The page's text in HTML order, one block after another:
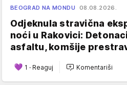
BEOGRAD NA MONDU 08.08.2026.
Odjeknula stravična
noći u Rakovici:
asfaltu, komšije
1 · Reaguj Komentariši